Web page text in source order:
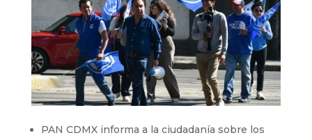
PAN CDMX informa a la ciudadanía sobre los